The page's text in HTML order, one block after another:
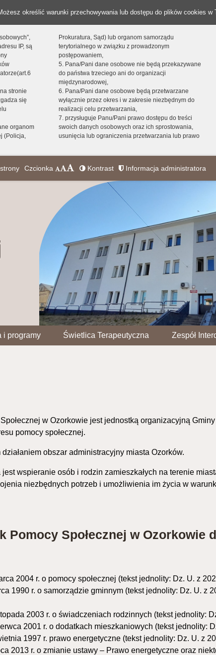
określić warunki przechowywania lub dostępu do plików cookies w
IP, są
stronie
się
organom
(Policja,
Prokuratura, Sąd) lub organom samorządu
terytorialnego w związku z prowadzonym
postępowaniem,
5. Pana/Pani dane osobowe nie będą przekazywane
do państwa trzeciego ani do organizacji
międzynarodowej,
6. Pana/Pani dane osobowe będą przetwarzane
wyłącznie przez okres i w zakresie niezbędnym do
realizacji celu przetwarzania,
7. przysługuje Panu/Pani prawo dostępu do treści
swoich danych osobowych oraz ich sprostowania,
usunięcia lub ograniczenia przetwarzania lub prawo
Czcionka Kontrast Informacja administratora
i programy Świetlica Terapeutyczna Zespół
w Ozorkowie jest jednostką organizacyjną
pomocy społecznej.
obszar administracyjny miasta Ozorków.
wspieranie osób i rodzin zamieszkałych na terenie
niezbędnych potrzeb i umożliwienia im życia w
Pomocy Społecznej w Ozorkowie
2004 r. o pomocy społecznej (tekst jednolity: Dz. U. z
1990 r. o samorządzie gminnym (tekst jednolity: Dz. U. z
2003 r. o świadczeniach rodzinnych (tekst jednolity:
2001 r. o dodatkach mieszkaniowych (tekst jednolity:
1997 r. prawo energetyczne (tekst jednolity: Dz. U. z
2013 r. o zmianie ustawy – Prawo energetyczne oraz